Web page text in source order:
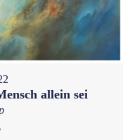
allein sei